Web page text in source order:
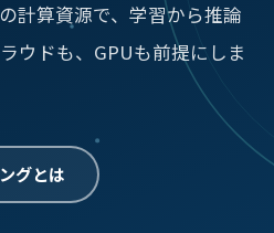
計算資源で、学習から推論
ウドも、GPUも前提にしま
グとは